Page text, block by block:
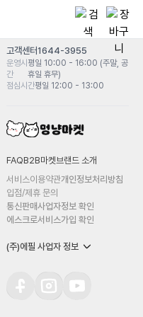
고객센터1644-3955
운영시
간
평일 10:00 - 16:00 (주말, 공
휴일 휴무)
점심시간평일 12:00 - 13:00
FAQB2B마켓 브랜드 소개
서비스이용약관개인정보처리방침
입점/제휴 문의
통신판매사업자정보 확인
에스크로서비스가입 확인
(주)에필 사업자 정보